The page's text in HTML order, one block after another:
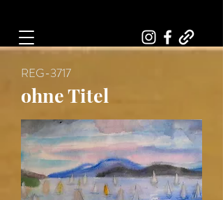
REG-3717
ohne Titel